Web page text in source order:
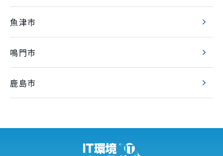
魚津市
鳴門市
鹿島市